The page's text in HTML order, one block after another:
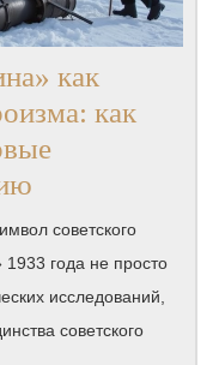
как
как
«Челюскина»
как
символ
советского
советского
года не просто
исследований,
советского